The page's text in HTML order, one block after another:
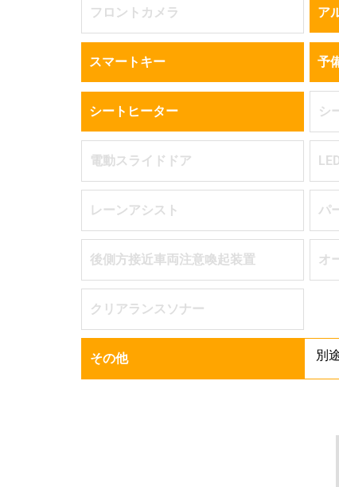
フロントカメラ ア
スマートキー 予
シートヒーター シ
電動スライドドア
レーンアシスト パ
後側方接近車両注意喚起装置 オ
クリアランスソナー
その他 別